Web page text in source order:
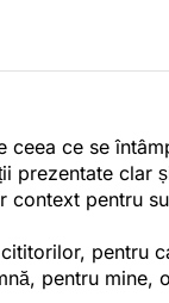
ceea ce se
prezentate clar
context pentru
pentru
pentru mine,